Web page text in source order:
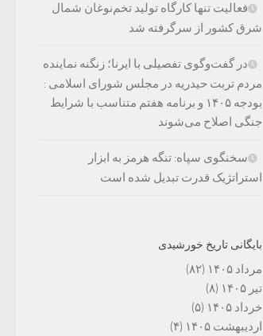
فعالیت تنها کارگاه تولید تخم‌نوغان شمال
شرق کشور از سرگرفته شد
در گفت‌وگوی تفصیلی با ایرنا؛ زنگنه نماینده
مردم تربت حیدریه در مجلس شورای اسلامی :
بودجه ۱۴۰۵ و برنامه هفتم متناسب با شرایط
جنگی اصلاح می‌شوند
سخنگوی سپاه: تنگه هرمز به ابزار
استراتژیک قدرت تبدیل شده است
بایگانی تاریخ خورشیدی
مرداد ۱۴۰۵
(۸۲)
تیر ۱۴۰۵
(۸)
خرداد ۱۴۰۵
(۵)
اردیبهشت ۱۴۰۵
(۴)